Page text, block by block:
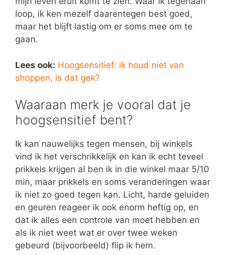
loop, ik ken mezelf daarentegen best goed,
maar het blijft lastig om er soms mee om te
gaan.
Lees ook: Hoogsensitief: ik houd niet van
shoppen, is dat gek?
Waaraan merk je vooral dat je
hoogsensitief bent?
Ik kan nauwelijks tegen mensen, bij winkels
vind ik het verschrikkelijk en kan ik echt teveel
prikkels krijgen al ben ik in die winkel maar 5/10
min, maar prikkels en soms veranderingen waar
ik niet zo goed tegen kan. Licht, harde geluiden
en geuren reageer ik ook enorm heftig op, en
dat ik alles een controle van moet hebben en
als ik niet weet wat er over twee weken
gebeurd (bijvoorbeeld) flip ik hem.